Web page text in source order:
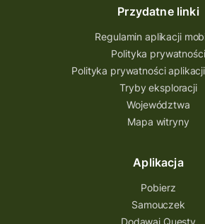
Przydatne linki
Regulamin aplikacji
Polityka prywatności
Polityka prywatności
Tryby eksploracji
Województwa
Mapa witryny
Aplikacja
Pobierz
Samouczek
Dodawaj Questy